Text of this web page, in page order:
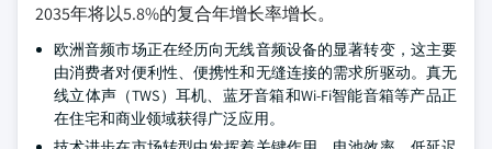
2035年将以5.8%的复合年增长率增长。
欧洲音频市场正在经历向无线音频设备的显著转变，这主要
由消费者对便利性、便携性和无缝连接的需求所驱动。真无
线立体声（TWS）耳机、蓝牙音箱和Wi-Fi智能音箱等产品正
在住宅和商业领域获得广泛应用。